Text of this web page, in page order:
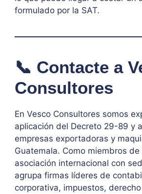
formulado por la SAT.
📞 Contacte a
Consultores
En Vesco Consultores somos
aplicación del Decreto 29-89 y
empresas exportadoras y
Guatemala. Como miembros de
asociación internacional con
agrupa firmas líderes de
corporativa, impuestos,